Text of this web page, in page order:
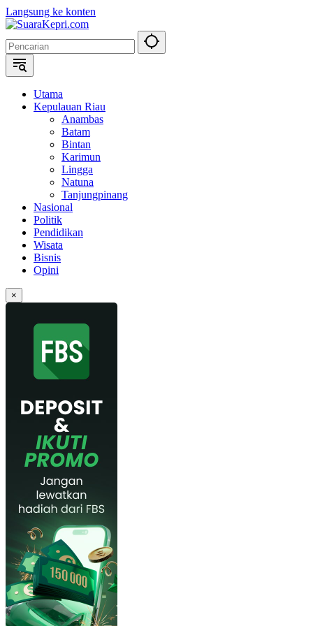
Langsung ke konten
Utama
Kepulauan Riau
Anambas
Batam
Bintan
Karimun
Lingga
Natuna
Tanjungpinang
Nasional
Politik
Pendidikan
Wisata
Bisnis
Opini
×